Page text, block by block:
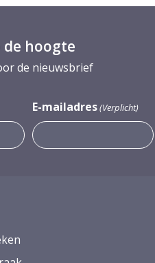
hoogte
de nieuwsbrief
E-mailadres(Verplicht)